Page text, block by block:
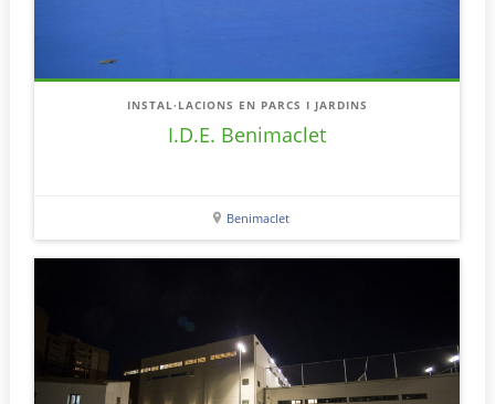
INSTAL·LACIONS EN PARCS I JARDINS
I.D.E. Benimaclet
Benimaclet